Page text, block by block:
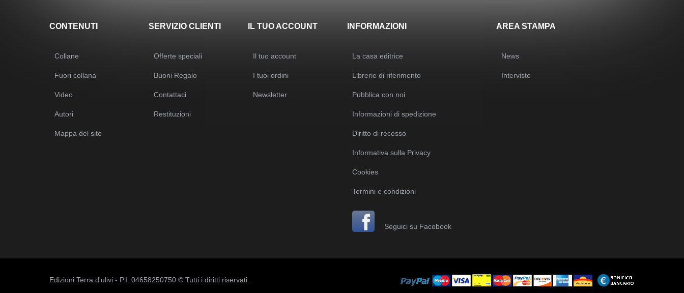
CONTENUTI
Collane
Fuori collana
Video
Autori
Mappa del sito
SERVIZIO CLIENTI
Offerte speciali
Buoni Regalo
Contattaci
Restituzioni
IL TUO ACCOUNT
Il tuo account
I tuoi ordini
Newsletter
INFORMAZIONI
La casa editrice
Librerie di riferimento
Pubblica con noi
Informazioni di spedizione
Diritto di recesso
Informativa sulla Privacy
Cookies
Termini e condizioni
Seguici su Facebook
AREA STAMPA
News
Interviste
Edizioni Terra d'ulivi - P.I. 04658250750 © Tutti i diritti riservati.